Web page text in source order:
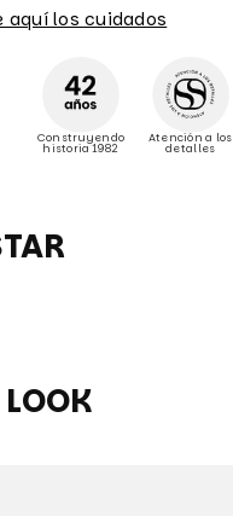
aquí los cuidados
Construyendo
historia 1982
Atención a los
detalles